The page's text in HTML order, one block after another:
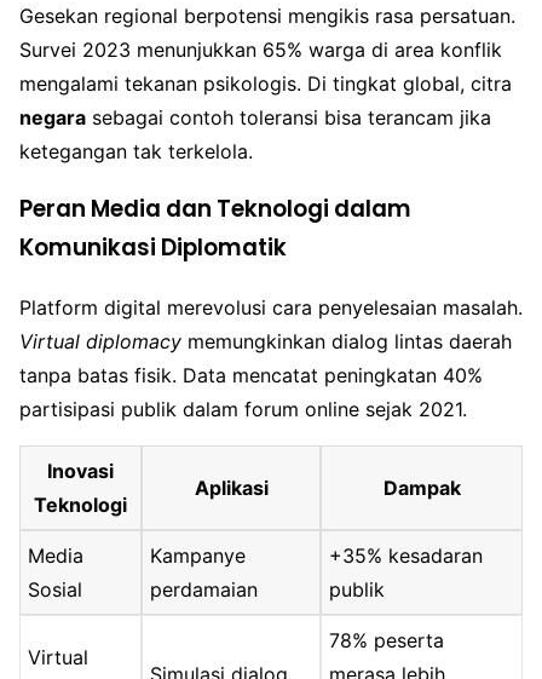
Gesekan regional berpotensi mengikis rasa persatuan.
Survei 2023 menunjukkan 65% warga di area konflik
mengalami tekanan psikologis. Di tingkat global, citra
negara sebagai contoh toleransi bisa terancam jika
ketegangan tak terkelola.
Peran Media dan Teknologi dalam
Komunikasi Diplomatik
Platform digital merevolusi cara penyelesaian masalah.
Virtual diplomacy memungkinkan dialog lintas daerah
tanpa batas fisik. Data mencatat peningkatan 40%
partisipasi publik dalam forum online sejak 2021.
Inovasi
Teknologi
Aplikasi Dampak
Media
Sosial
Kampanye
perdamaian
+35% kesadaran
publik
Virtual
78% peserta